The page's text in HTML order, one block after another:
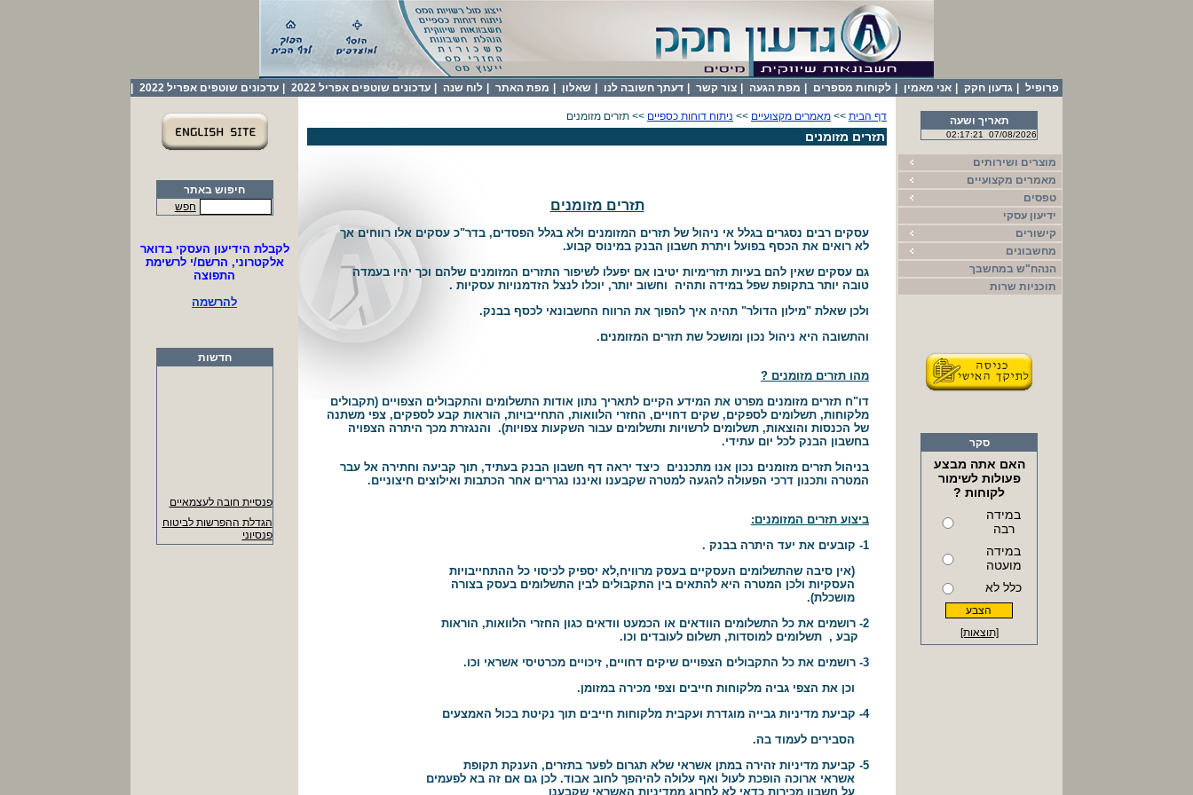
פרופיל גדעון חקק אני מאמין לקוחות מספרים מפת הגעה צור קשר דעתך חשובה לנו שאלון מפת האתר לוח שנה עדכונים שוטפים אפריל 2022 עדכונים שוטפים אפריל 2022
תאריך ושעה
07/08/2026
02:17:21
מוצרים ושירותים
מאמרים מקצועיים
טפסים
ידיעון עסקי
קישורים
מחשבונים
הנהח"ש במחשבך
תוכניות שרות
סקר
האם אתה מבצע
פעולות לשימור
לקוחות ?
במידה
רבה
במידה
מועטה
כלל לא
[תוצאות]
דף הבית >> מאמרים מקצועיים >> ניתוח דוחות כספיים >> תזרים מזומנים
תזרים מזומנים
תזרים מזומנים
עסקים רבים נסגרים בגלל אי ניהול של תזרים המזומנים ולא בגלל הפסדים, בדר"כ עסקים אלו רווחים אך
לא רואים את הכסף בפועל ויתרת חשבון הבנק במינוס קבוע.
גם עסקים שאין להם בעיות תזרימיות יטיבו אם יפעלו לשיפור התזרים המזומנים שלהם וכך יהיו בעמדה
טובה יותר בתקופת שפל במידה ותהיה וחשוב יותר, יוכלו לנצל הזדמנויות עסקיות .
ולכן שאלת "מילון הדולר" תהיה איך להפוך את הרווח החשבונאי לכסף בבנק.
והתשובה היא ניהול נכון ומושכל שת תזרים המזומנים.
מהו תזרים מזומנים ?
דו"ח תזרים מזומנים מפרט את המידע הקיים לתאריך נתון אודות התשלומים והתקבולים הצפויים (תקבולים
מלקוחות, תשלומים לספקים, שקים דחויים, החזרי הלוואות, התחייבויות, הוראות קבע לספקים, צפי משתנה
של הכנסות והוצאות, תשלומים לרשויות ותשלומים עבור השקעות צפויות). והנגזרת מכך היתרה הצפויה
בחשבון הבנק לכל יום עתידי.
בניהול תזרים מזומנים נכון אנו מתכננים כיצד יראה דף חשבון הבנק בעתיד, תוך קביעה וחתירה אל עבר
המטרה ותכנון דרכי הפעולה להגעה למטרה שקבענו ואיננו נגררים אחר הכתבות ואילוצים חיצוניים.
ביצוע תזרים המזומנים:
1- קובעים את יעד היתרה בבנק .
(אין סיבה שהתשלומים העסקיים בעסק מרוויח,לא יספיק לכיסוי כל ההתחייבויות
העסקיות ולכן המטרה היא להתאים בין התקבולים לבין התשלומים בעסק בצורה
מושכלת).
2- רושמים את כל התשלומים הוודאים או הכמעט וודאים כגון החזרי הלוואות, הוראות
קבע , תשלומים למוסדות, תשלום לעובדים וכו.
3- רושמים את כל התקבולים הצפויים שיקים דחויים, זיכויים מכרטיסי אשראי וכו.
וכן את הצפי גביה מלקוחות חייבים וצפי מכירה במזומן.
4- קביעת מדיניות גבייה מוגדרת ועקבית מלקוחות חייבים תוך נקיטת בכול האמצעים
הסבירים לעמוד בה.
5- קביעת מדיניות זהירה במתן אשראי שלא תגרום לפער בתזרים, הענקת תקופת
אשראי ארוכה הופכת לעול ואף עלולה להיהפך לחוב אבוד. לכן גם אם זה בא לפעמים
על חשבון מכירות כדאי לא לחרוג ממדיניות האשראי שקבענו
חיפוש באתר
חפש
לקבלת הידיעון העסקי בדואר
אלקטרוני, הרשם/י לרשימת
התפוצה
להרשמה
חדשות
פנסיית חובה לעצמאיים
הגדלת ההפרשות לביטוח
פנסיוני